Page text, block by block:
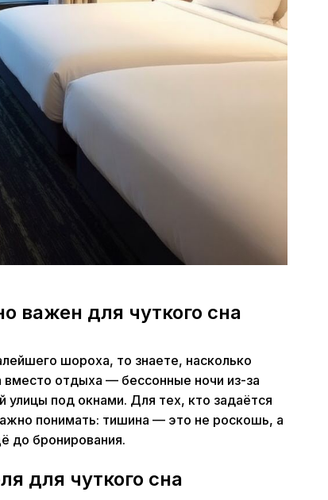
важен для чуткого сна
шороха, то знаете, насколько
отдыха — бессонные ночи из-за
улицы под окнами. Для тех, кто задаётся
понимать: тишина — это не роскошь, а
до бронирования.
для чуткого сна